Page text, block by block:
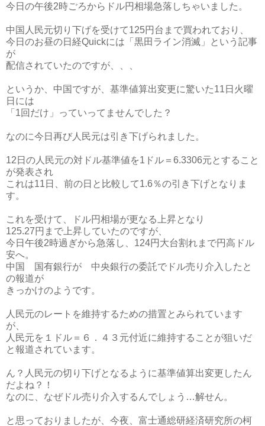
今日の午後2時ごろからドル円相場急落しちゃいました。
中国人民元切り下げを受けて125円台まで買われており、
今日のお昼の日経Quickには「黒田ライン消滅」という記事
が
配信されていたのですが、、、
というか、中国ですが、基準値算出変更に驚いた11日火曜
日には
「1回だけ」っていってませんでした？
なのに今日再び人民元は引き下げられました。
12日の人民元の対ドル基準値を1ドル＝6.3306元とすること
が発表され
これは11日、前の日と比較して1.6％の引き下げとなりま
す。
これを受けて、ドル円相場が更なる上昇となり
125.27円まで上昇していたのですが、
今日午後2時過ぎから急落し、124円大台割れまで円高ドル
安へ。
中国 国有銀行が 中央銀行の委託でドル売り介入したと
の報道が
きっかけのようです。
人民元のレートを維持するための措置とみられています
が、
人民元を１ドル＝６．４３元付近に維持することが狙いだ
と報道されています。
ん？人民元の切り下げとなるように基準値算出変更したん
だよね？！
なのに、なぜドル売り介入するんでしょう…解せん。
と思っておりましたが、今夜、富士通総研経済研究所の柯